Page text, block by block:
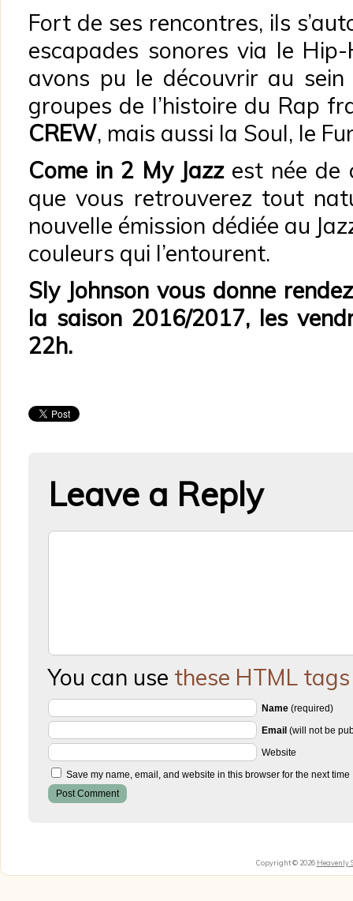
Fort de ses rencontres, ils
escapades sonores via le
avons pu le découvrir au sein
groupes de l’histoire du Rap
CREW, mais aussi la Soul, le
Come in 2 My Jazzest née de
que vous retrouverez tout
nouvelle émission dédiée au
couleurs qui l’entourent.
Sly Johnson vous donne
la saison 2016/2017, les
22h.
Leave a Reply
You can use these HTML tags
Name (required)
Email (will not be
Website
Save my name, email, and website in this browser for the next time
Copyright © 2026 Heavenly